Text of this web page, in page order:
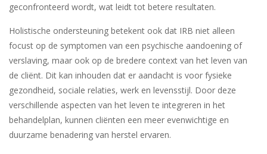
geconfronteerd wordt, wat leidt tot betere resultaten.
Holistische ondersteuning betekent ook dat IRB niet alleen
focust op de symptomen van een psychische aandoening of
verslaving, maar ook op de bredere context van het leven van
de cliënt. Dit kan inhouden dat er aandacht is voor fysieke
gezondheid, sociale relaties, werk en levensstijl. Door deze
verschillende aspecten van het leven te integreren in het
behandelplan, kunnen cliënten een meer evenwichtige en
duurzame benadering van herstel ervaren.